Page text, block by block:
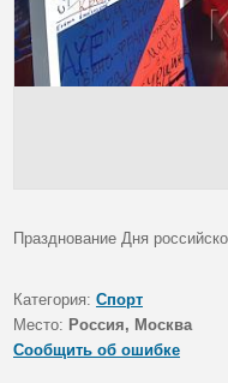
Празднование Дня
Категория: Спорт
Место: Россия, Москва
Сообщить об ошибке